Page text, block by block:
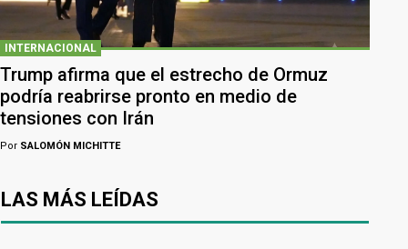
INTERNACIONAL
Trump afirma que el estrecho de Ormuz
podría reabrirse pronto en medio de
tensiones con Irán
Por SALOMÓN MICHITTE
LAS MÁS LEÍDAS